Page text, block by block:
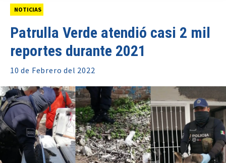
NOTICIAS
Patrulla Verde atendió casi 2 mil
reportes durante 2021
10 de Febrero del 2022